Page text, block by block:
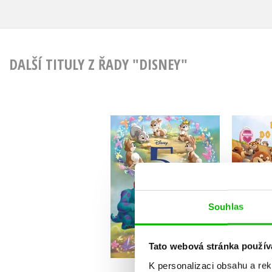
Souhlas
Tato webová stránka
K personalizaci obsahu a
DALŠÍ TITULY Z ŘADY "DISNEY"
Disney - 5minutové
jarní pohádky
Kolektiv
Do košíku
399 Kč
319 Kč
Na